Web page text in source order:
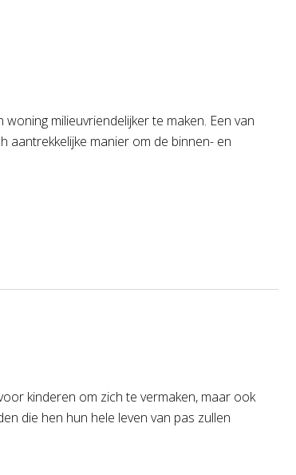
milieuvriendelijker te maken. Een van
aantrekkelijke manier om de binnen- en
kinderen om zich te vermaken, maar ook
die hen hun hele leven van pas zullen